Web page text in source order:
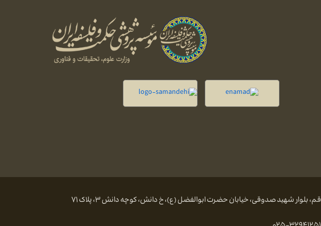
قم، بلوار شهید صدوقی، خیابان حضرت ابوالفضل (ع)، خ دانش، کوچه دانش ۳، پلاک ۷۱